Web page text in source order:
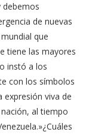
debemos
de nuevas
que
tiene las mayores
instó a los
con los símbolos
expresión viva de
al tiempo